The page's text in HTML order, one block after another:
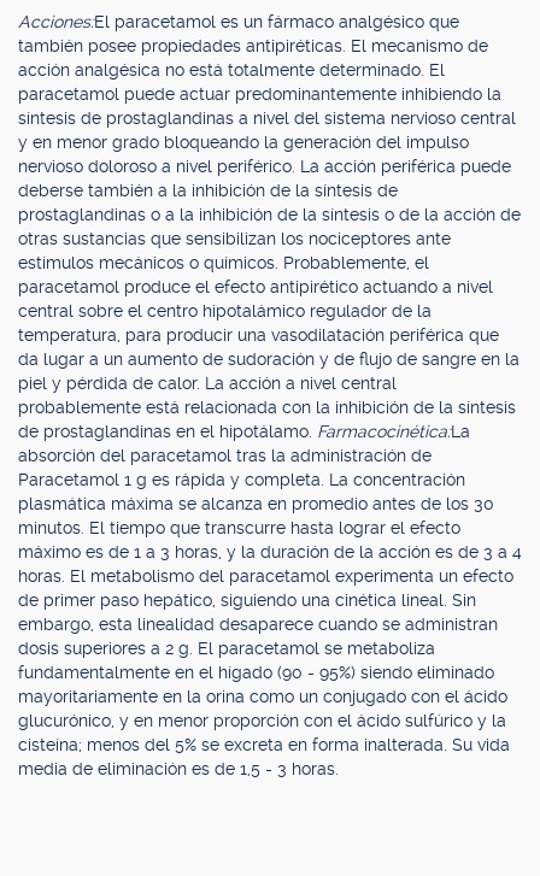
Acciones:El paracetamol es un fármaco analgésico que
también posee propiedades antipiréticas. El mecanismo de
acción analgésica no está totalmente determinado. El
paracetamol puede actuar predominantemente inhibiendo la
síntesis de prostaglandinas a nivel del sistema nervioso central
y en menor grado bloqueando la generación del impulso
nervioso doloroso a nivel periférico. La acción periférica puede
deberse también a la inhibición de la síntesis de
prostaglandinas o a la inhibición de la síntesis o de la acción de
otras sustancias que sensibilizan los nociceptores ante
estímulos mecánicos o químicos. Probablemente, el
paracetamol produce el efecto antipirético actuando a nivel
central sobre el centro hipotalámico regulador de la
temperatura, para producir una vasodilatación periférica que
da lugar a un aumento de sudoración y de flujo de sangre en la
piel y pérdida de calor. La acción a nivel central
probablemente está relacionada con la inhibición de la síntesis
de prostaglandinas en el hipotálamo. Farmacocinética:La
absorción del paracetamol tras la administración de
Paracetamol 1 g es rápida y completa. La concentración
plasmática máxima se alcanza en promedio antes de los 30
minutos. El tiempo que transcurre hasta lograr el efecto
máximo es de 1 a 3 horas, y la duración de la acción es de 3 a 4
horas. El metabolismo del paracetamol experimenta un efecto
de primer paso hepático, siguiendo una cinética lineal. Sin
embargo, esta linealidad desaparece cuando se administran
dosis superiores a 2 g. El paracetamol se metaboliza
fundamentalmente en el hígado (90 - 95%) siendo eliminado
mayoritariamente en la orina como un conjugado con el ácido
glucurónico, y en menor proporción con el ácido sulfúrico y la
cisteína; menos del 5% se excreta en forma inalterada. Su vida
media de eliminación es de 1,5 - 3 horas.